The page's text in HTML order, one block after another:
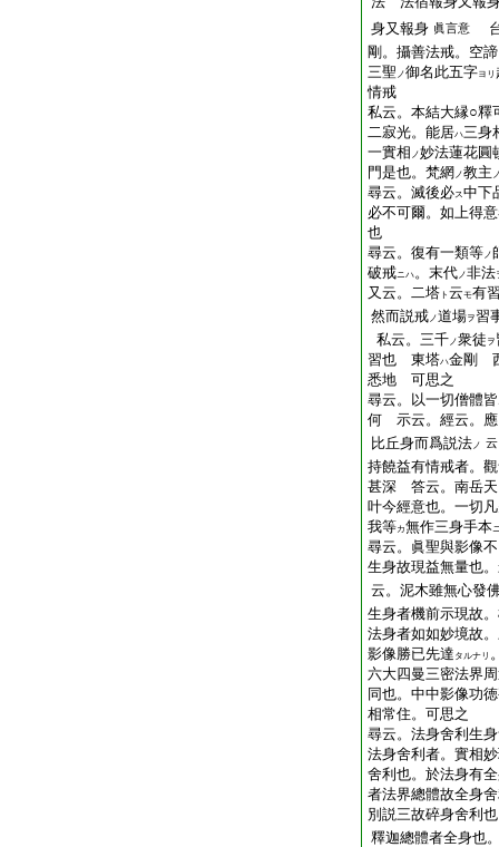
身又報身 眞言意
剛。攝善法戒。空
三聖 ノ御名此五字ヨリ
情戒
私云。本結大縁○釋
二寂光。能居ハ三身
一實相 ノ妙法蓮花圓
門是也。梵網 ノ教主
尋云。滅後必ス中下
必不可爾。如上得
也
尋云。復有一類等ノ
破戒ニハ。末代ノ非法
又云。二塔 ト 云モ有
然而説戒ノ道場ヲ習
私云。三千ノ衆徒 ヲ
習也 東塔ハ金剛
悉地 可思之
尋云。以一切僧體
何 示云。經云。應
比丘身而爲説法ノ 云
持饒益有情戒者。
甚深 答云。南岳天
叶今經意也。一切
我等カ無作三身手本
尋云。眞聖與影像
生身故現益無量也
云。泥木雖無心發
生身者機前示現故
法身者如如妙境故
影像勝已先達 タルナリ
六大四曼三密法界
同也。中中影像功
相常住。可思之
尋云。法身舍利生
法身舍利者。實相
舍利也。於法身有
者法界總體故全身
別説三故碎身舍利
釋迦總體者全身也